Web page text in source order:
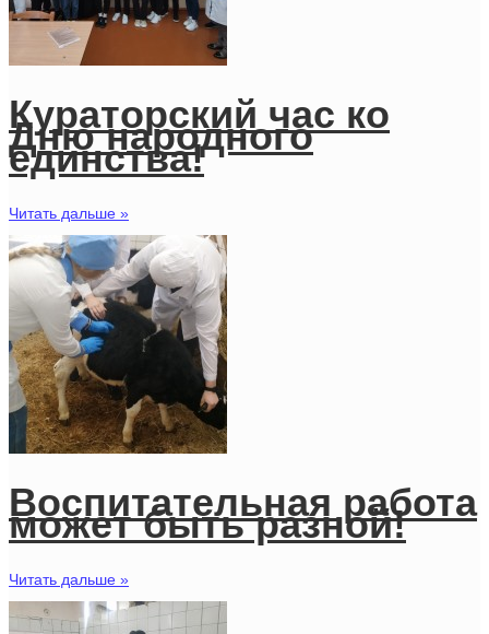
Кураторский час ко
Дню народного
единства!
Читать дальше »
Воспитательная работа
может быть разной!
Читать дальше »